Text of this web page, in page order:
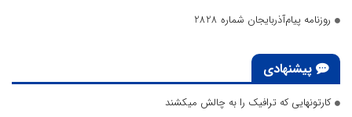
روزنامه پیام‌آذربایجان شماره 2828
پیشنهادی
کارتونهایی که ترافیک را به چالش میکشند